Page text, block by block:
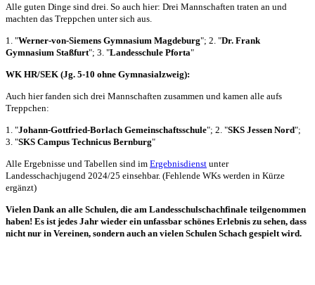
Alle guten Dinge sind drei. So auch hier: Drei Mannschaften traten an und
machten das Treppchen unter sich aus.
1. "Werner-von-Siemens Gymnasium Magdeburg"; 2. "Dr. Frank
Gymnasium Staßfurt"; 3. "Landesschule Pforta"
WK HR/SEK (Jg. 5-10 ohne Gymnasialzweig):
Auch hier fanden sich drei Mannschaften zusammen und kamen alle aufs
Treppchen:
1. "Johann-Gottfried-Borlach Gemeinschaftsschule"; 2. "SKS Jessen Nord";
3. "SKS Campus Technicus Bernburg"
Alle Ergebnisse und Tabellen sind im Ergebnisdienst unter
Landesschachjugend 2024/25 einsehbar. (Fehlende WKs werden in Kürze
ergänzt)
Vielen Dank an alle Schulen, die am Landesschulschachfinale teilgenommen
haben! Es ist jedes Jahr wieder ein unfassbar schönes Erlebnis zu sehen, dass
nicht nur in Vereinen, sondern auch an vielen Schulen Schach gespielt wird.